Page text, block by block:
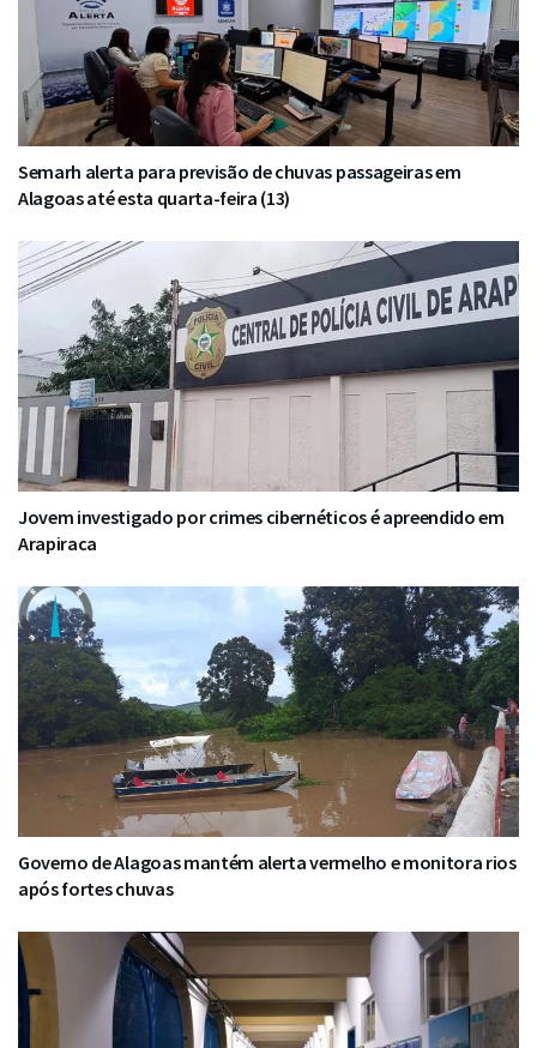
Semarh alerta para previsão de chuvas passageiras em
Alagoas até esta quarta-feira (13)
Jovem investigado por crimes cibernéticos é apreendido em
Arapiraca
Governo de Alagoas mantém alerta vermelho e monitora rios
após fortes chuvas